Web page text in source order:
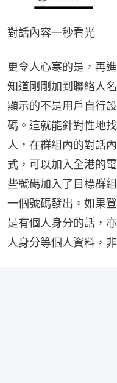
對話內容一秒看光
更令人心寒的是，再
知道剛剛加到聯絡人
顯示的不是用戶自行
碼。這就能針對性地
人，在群組內的對話
式，可以加入全港的
些號碼加入了目標群
一個號碼發出。如果
是有個人身分的話，
人身分等個人資料，